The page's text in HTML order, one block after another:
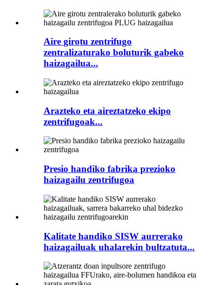
Aire girotu zentrifugo
zentralizaturako boluturik gabeko
haizagailua...
Arazteko eta aireztatzeko ekipo
zentrifugoak...
Presio handiko fabrika prezioko
haizagailu zentrifugoa
Kalitate handiko SISW aurrerako
haizagailuak uhalarekin bultzatuta...